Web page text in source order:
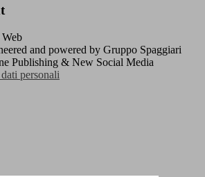
and powered by Gruppo Spaggiari
Publishing & New Social Media
personali